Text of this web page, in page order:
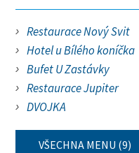
Restaurace Nový Svit
Hotel u Bílého koníčka
Bufet U Zastávky
Restaurace Jupiter
DVOJKA
VŠECHNA MENU (9)